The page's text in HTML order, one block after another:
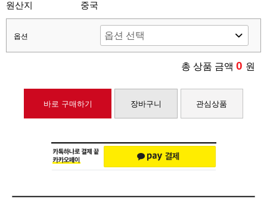
원산지
중국
옵션
총 상품 금액 0 원
바로 구매하기 장바구니 관심상품